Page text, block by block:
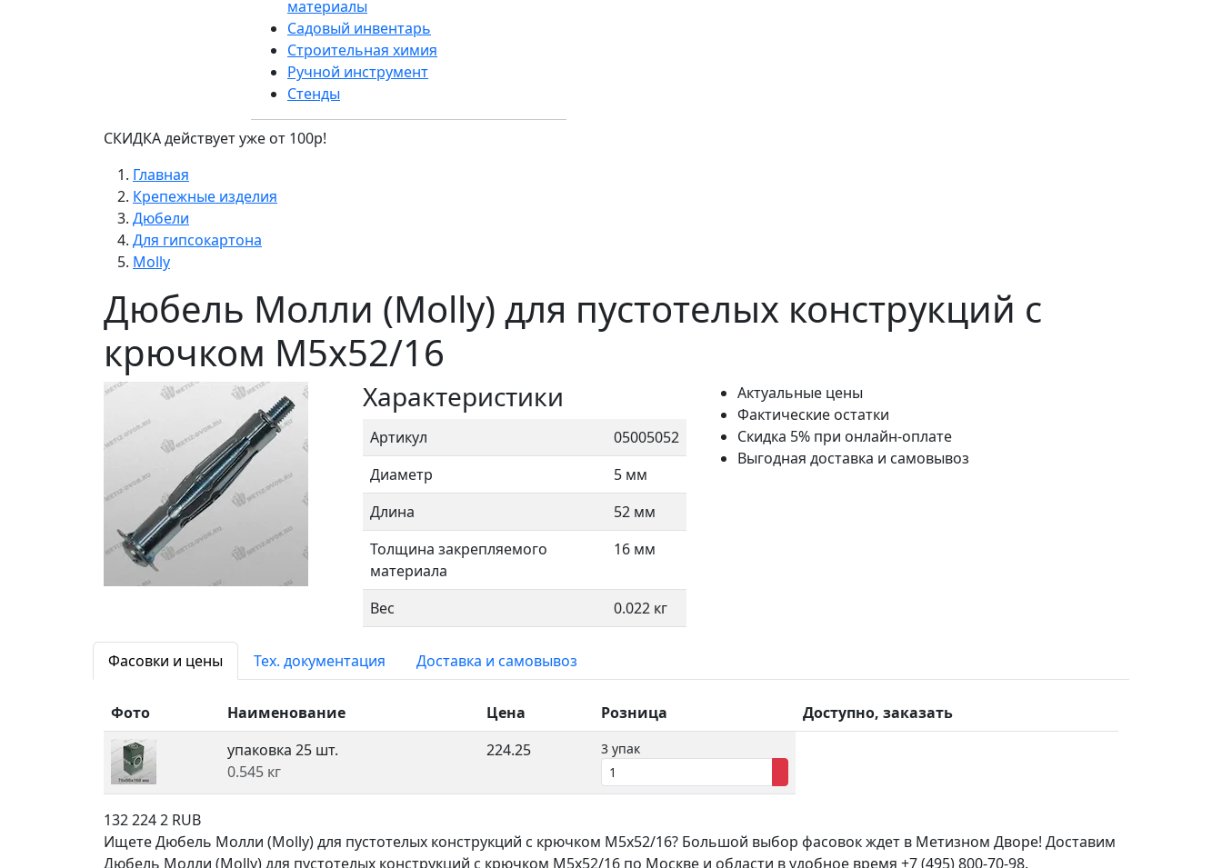
материалы
Садовый инвентарь
Строительная химия
Ручной инструмент
Стенды
СКИДКА действует уже от 100р!
Главная
Крепежные изделия
Дюбели
Для гипсокартона
Molly
Дюбель Молли (Molly) для пустотелых конструкций с
крючком М5х52/16
Характеристики
Артикул
05005052
Диаметр
5 мм
Длина
52 мм
Толщина закрепляемого
материала
16 мм
Вес 0.022 кг
Актуальные цены
Фактические остатки
Скидка 5% при онлайн-оплате
Выгодная доставка и самовывоз
Фасовки и цены Тех. документация Доставка и самовывоз
Фото Наименование Цена Розница
Доступно, заказать
упаковка 25 шт.
0.545 кг
224.25 3 упак
1322242 RUB
Ищете Дюбель Молли (Molly) для пустотелых конструкций с крючком М5х52/16? Большой выбор фасовок ждет в Метизном Дворе! Доставим
Дюбель Молли (Molly) для пустотелых конструкций с крючком М5х52/16 по Москве и области в удобное время +7 (495) 800-70-98.